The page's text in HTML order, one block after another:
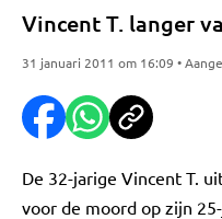
Vincent T. langer
31 januari 2011 om 16:09 •
De 32-jarige Vincent T.
voor de moord op zijn